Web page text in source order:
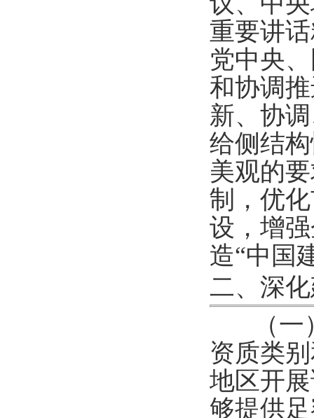
重要讲
党中央
和协调
新、协
给侧结
美观的
制，优
设，增
造“中国
二、深
（
资质类
地区开
够提供